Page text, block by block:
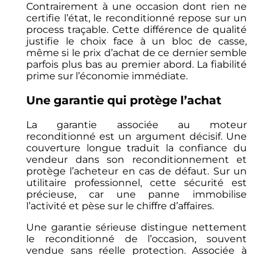
Contrairement à une occasion dont rien ne
certifie l’état, le reconditionné repose sur un
process traçable. Cette différence de qualité
justifie le choix face à un bloc de casse,
même si le prix d’achat de ce dernier semble
parfois plus bas au premier abord. La fiabilité
prime sur l’économie immédiate.
Une garantie qui protège l’achat
La garantie associée au moteur
reconditionné est un argument décisif. Une
couverture longue traduit la confiance du
vendeur dans son reconditionnement et
protège l’acheteur en cas de défaut. Sur un
utilitaire professionnel, cette sécurité est
précieuse, car une panne immobilise
l’activité et pèse sur le chiffre d’affaires.
Une garantie sérieuse distingue nettement
le reconditionné de l’occasion, souvent
vendue sans réelle protection. Associée à